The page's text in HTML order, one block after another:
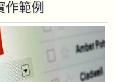
作範例